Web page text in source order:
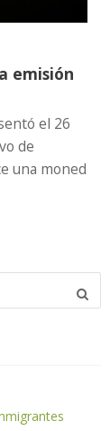
emisión
el 26
de
una moned